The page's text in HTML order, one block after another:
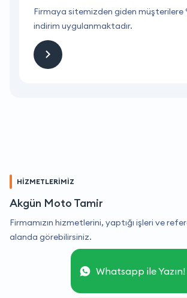
Firmaya sitemizden giden müşterilere
indirim uygulanmaktadır.
HİZMETLERİMİZ
Akgün Moto Tamir
Firmamızın hizmetlerini, yaptığı işleri ve
alanda görebilirsiniz.
Whatsapp ile Yazın!